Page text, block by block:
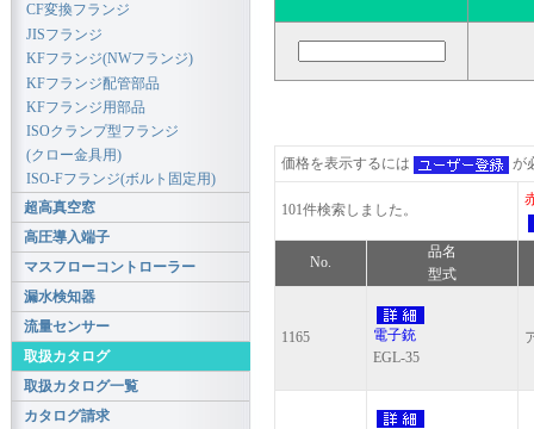
価格を表示するには が
101件検索しました。
No.
品名
型式
1165
電子銃
EGL-35
CF変換フランジ
JISフランジ
KFフランジ(NWフランジ)
KFフランジ配管部品
KFフランジ用部品
ISOクランプ型フランジ
(クロー金具用)
ISO-Fフランジ(ボルト固定用)
超高真空窓
高圧導入端子
マスフローコントローラー
漏水検知器
流量センサー
取扱カタログ
取扱カタログ一覧
カタログ請求